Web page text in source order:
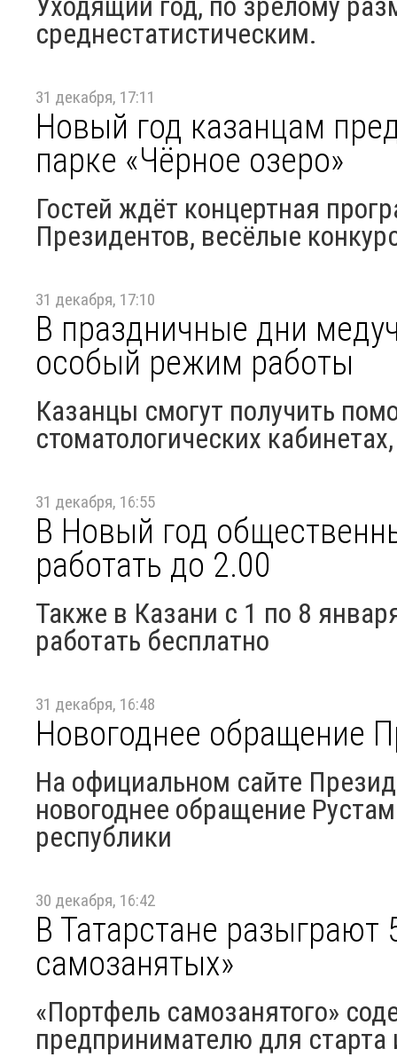
Уходящий год, по зрелому
среднестатистическим.
31 декабря, 17:11
Новый год казанцам
парке «Чёрное озеро»
Гостей ждёт концертная
Президентов, весёлые
31 декабря, 17:10
В праздничные дни
особый режим работы
Казанцы смогут получить
стоматологических
31 декабря, 16:55
В Новый год
работать до 2.00
Также в Казани с 1 по 8
работать бесплатно
31 декабря, 16:48
Новогоднее обращение
На официальном сайте
новогоднее обращение
республики
30 декабря, 16:42
В Татарстане разыграют
самозанятых»
«Портфель самозанятого»
предпринимателю для старта